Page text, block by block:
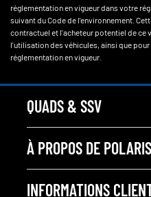
réglementation en vigueur dans votre
suivant du Code de l'environnement.
contractuel et l'acheteur potentiel de ce
l'utilisation des véhicules, ainsi que
réglementation en vigueur.
QUADS & SSV
À PROPOS DE POLARIS
INFORMATIONS